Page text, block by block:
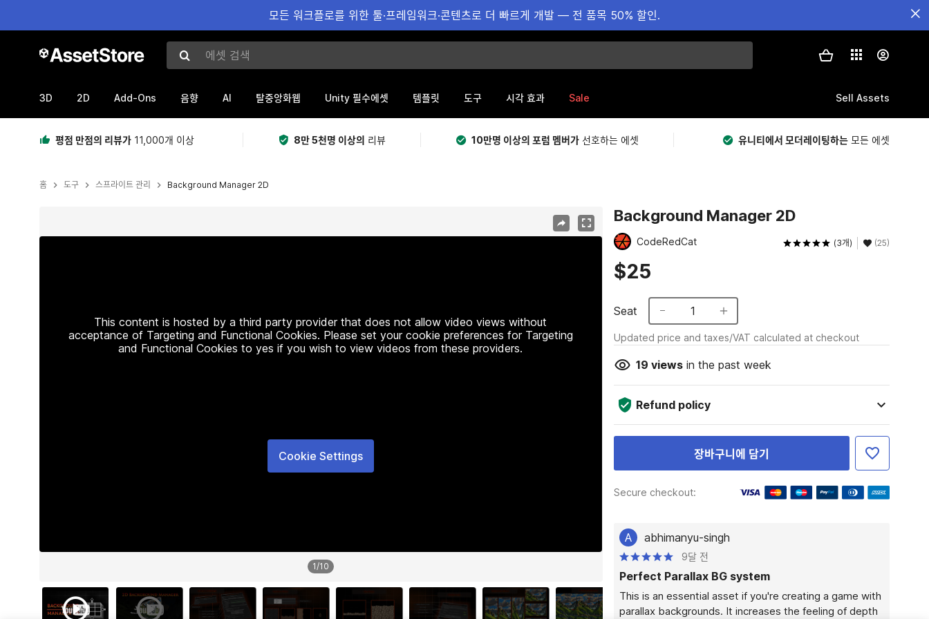
모든 워크플로를 위한 툴·프레임워크·콘텐츠로 더 빠르게 개발 — 전 품목 50% 할인.
에셋 검색
3D 2D Add-Ons 음향 AI 탈중앙화웹 Unity 필수에셋 템플릿 도구 시각 효과 Sale Sell Assets
평점 만점의 리뷰가 11,000개 이상 8만 5천명 이상의 리뷰 10만명 이상의 포럼 멤버가 선호하는 에셋 유니티에서 모더레이팅하는 모든 에셋
홈 도구 스프라이트 관리 Background Manager 2D
This content is hosted by a third party provider that does not allow video views without
acceptance of Targeting and Functional Cookies. Please set your cookie preferences for Targeting
and Functional Cookies to yes if you wish to view videos from these providers.
Cookie Settings
1/10
Background Manager 2D
CodeRedCat (3개) (25)
$25
Seat 1
Updated price and taxes/VAT calculated at checkout
19 viewsin the past week
Refund policy
장바구니에 담기
Secure checkout:
A abhimanyu-singh
9달 전
Perfect Parallax BG system
This is an essential asset if you're creating a game with
parallax backgrounds. It increases the feeling of depth